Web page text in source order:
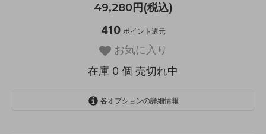
49,280円(税込)
410 ポイント還元
お気に入り
在庫 0 個 売切れ中
各オプションの詳細情報